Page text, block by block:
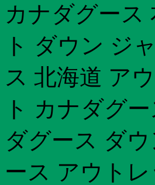
カナダグース
ト ダウン ジ
ス 北海道 ア
ト カナダグ
ダグース ダ
ース アウト